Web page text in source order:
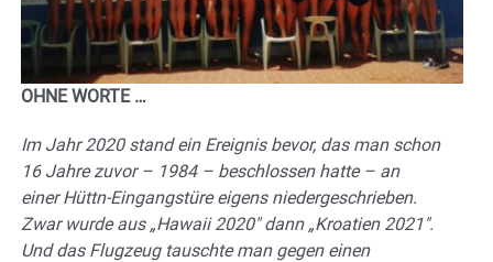
OHNE WORTE …
Im Jahr 2020 stand ein Ereignis bevor, das man schon
16 Jahre zuvor – 1984 – beschlossen hatte – an
einer Hüttn-Eingangstüre eigens niedergeschrieben.
Zwar wurde aus „Hawaii 2020″ dann „Kroatien 2021″.
Und das Flugzeug tauschte man gegen einen